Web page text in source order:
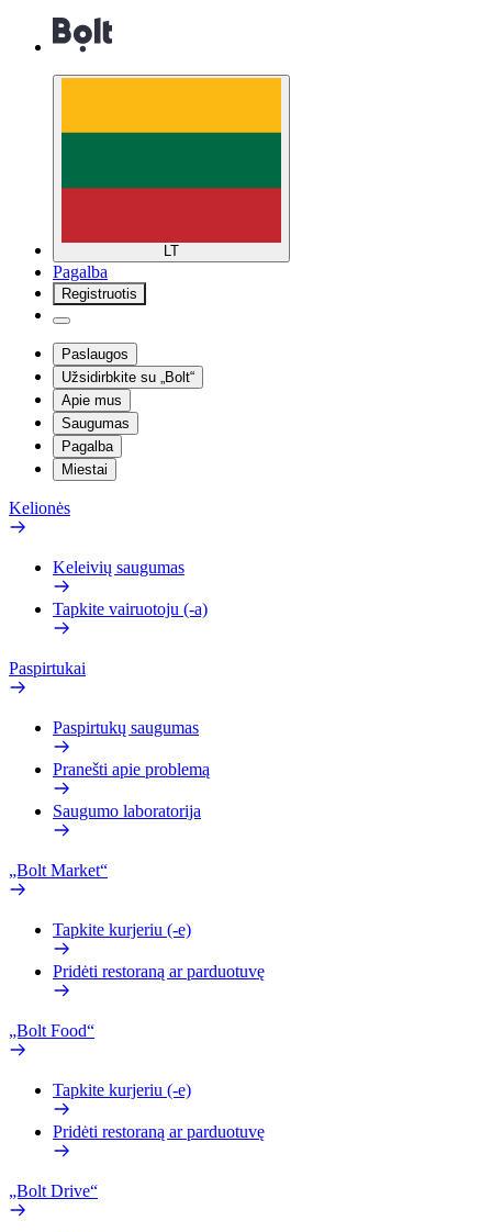
LT
Pagalba
Registruotis
Paslaugos
Užsidirbkite su „Bolt“
Apie mus
Saugumas
Pagalba
Miestai
Kelionės
Keleivių saugumas
Tapkite vairuotoju (-a)
Paspirtukai
Paspirtukų saugumas
Pranešti apie problemą
Saugumo laboratorija
„Bolt Market“
Tapkite kurjeriu (-e)
Pridėti restoraną ar parduotuvę
„Bolt Food“
Tapkite kurjeriu (-e)
Pridėti restoraną ar parduotuvę
„Bolt Drive“